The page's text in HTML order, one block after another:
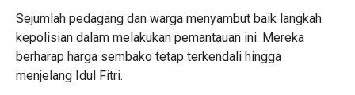
Sejumlah pedagang dan warga menyambut baik langkah
kepolisian dalam melakukan pemantauan ini. Mereka
berharap harga sembako tetap terkendali hingga
menjelang Idul Fitri.